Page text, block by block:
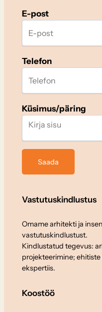
E-post
Telefon
Küsimus/päring
Vastutuskindlustus
Omame arhitekti ja
vastutuskindlustust.
Kindlustatud tegevus:
projekteerimine;
ekspertiis.
Koostöö